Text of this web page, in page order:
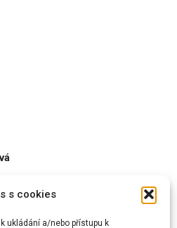
s cookies
ukládání a/nebo přístupu k